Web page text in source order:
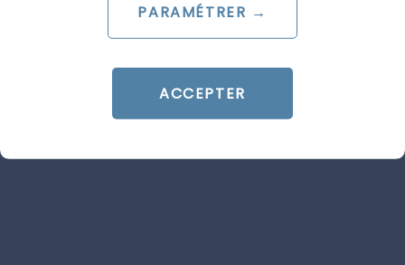
AI Overviews & AI Mode : le
décryptage du lancement
PARAMÉTRER →
ACCEPTER